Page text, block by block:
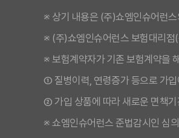
메리츠화재펫퍼민트 가입 시기
반려동물이 어리고 건강할 때, 큰
※ 상기 내용은 (주)쇼엠인슈어런
※ (주)쇼엠인슈어런스 보험대리
※ 보험계약자가 기존 보험계약을
① 질병이력, 연령증가 등으로 가
② 가입 상품에 따라 새로운 면책
※ 쇼엠인슈어런스 준법감시인 심